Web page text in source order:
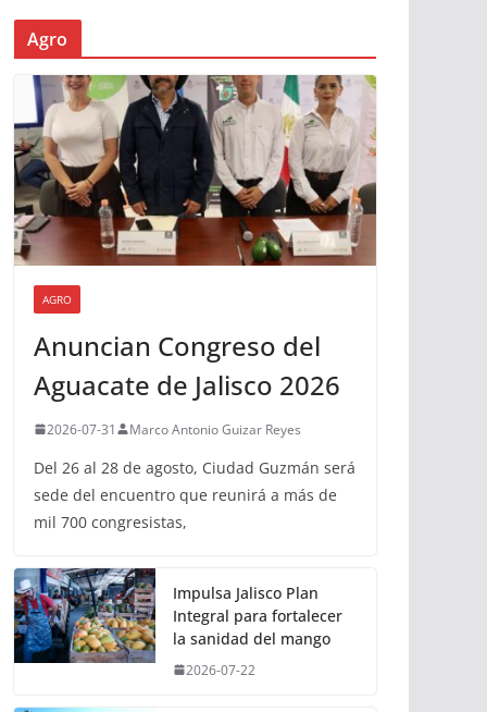
Agro
AGRO
Anuncian Congreso del
Aguacate de Jalisco 2026
2026-07-31 Marco Antonio Guizar Reyes
Del 26 al 28 de agosto, Ciudad Guzmán será
sede del encuentro que reunirá a más de
mil 700 congresistas,
Impulsa Jalisco Plan
Integral para fortalecer
la sanidad del mango
2026-07-22